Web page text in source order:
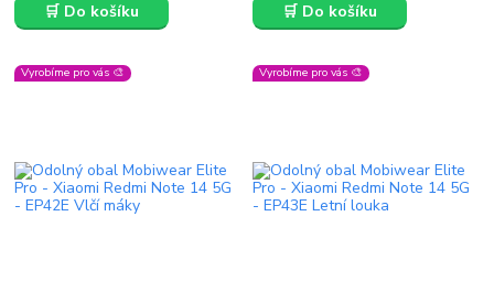
🛒 Do košíku 🛒 Do košíku
Vyrobíme pro vás 🎨 Vyrobíme pro vás 🎨